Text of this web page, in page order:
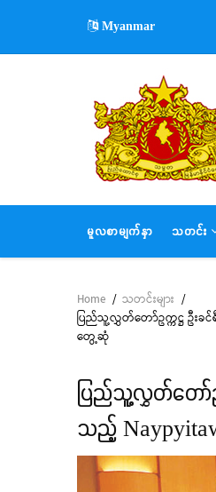
main
Myanmar
MAIN
NAVIGATION
မူလစာမျက်နှာ သတင်း
Breadcrumb
Home / သတင်းများ /
ပြည်သူ့လွှတ်တော်ဥက္ကဋ္ဌ ဦးခ
တွေ့ဆုံ
ပြည်သူ့လွှတ်တော်
သည့် Naypyitaw